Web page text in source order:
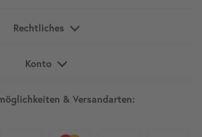
Rechtliches
Konto
& Versandarten: